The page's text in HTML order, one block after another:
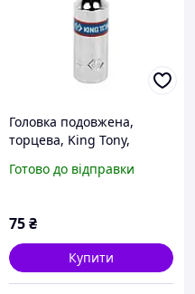
Головка подовжена,
торцева, King Tony,
(223504M)
Готово до відправки
75₴
Купити